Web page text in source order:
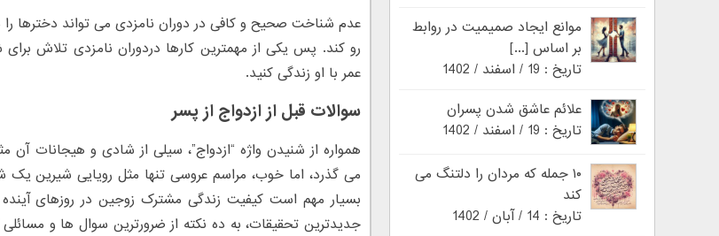
عدم شناخت صحیح و کافی در دوران نامزدی می تواند دخترها
رو کند. پس یکی از مهمترین کارها دردوران نامزدی تلاش
عمر با او زندگی کنید.
سوالات قبل از ازدواج از پسر
همواره از شنیدن واژه “ازدواج”، سیلی از شادی و هیجانات
می گذرد، اما خوب، مراسم عروسی تنها مثل رویایی شیرین
بسیار مهم است کیفیت زندگی مشترک زوجین در روزهای
جدیدترین تحقیقات، به ده نکته از ضرورترین سوال ها و
موانع ایجاد صمیمیت در روابط
بر اساس [...]
تاریخ : 19 / اسفند / 1402
علائم عاشق شدن پسران
تاریخ : 19 / اسفند / 1402
۱۰ جمله که مردان را دلتنگ می
کند
تاریخ : 14 / آبان / 1402